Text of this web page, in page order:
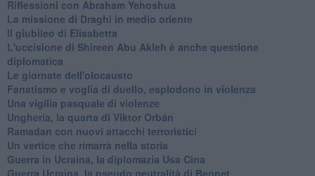
Riflessioni con Abraham Yehoshua
La missione di Draghi in medio oriente
Il giubileo di Elisabetta
L'uccisione di Shireen Abu Akleh è anche questione
diplomatica
Le giornate dell'olocausto
Fanatismo e voglia di duello, esplodono in violenza
Una vigilia pasquale di violenze
Ungheria, la quarta di Viktor Orbán
Ramadan con nuovi attacchi terroristici
Un vertice che rimarrà nella storia
Guerra in Ucraina, la diplomazia Usa Cina
Guerra Ucraina, la pseudo neutralità di Bennet